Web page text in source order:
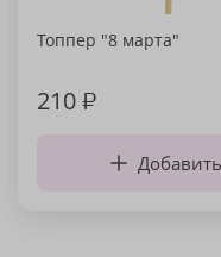
Топпер "8 марта"
210₽
Добавить